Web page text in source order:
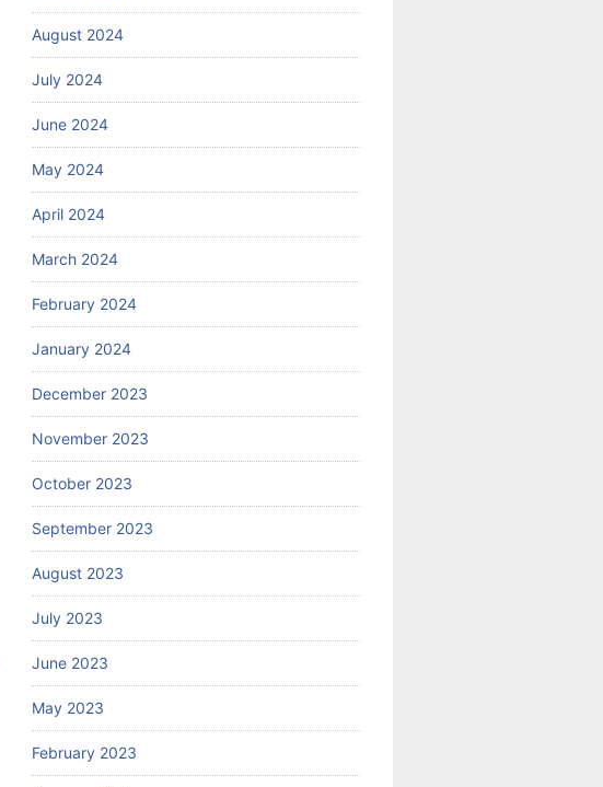
August 2024
July 2024
June 2024
May 2024
April 2024
March 2024
February 2024
January 2024
December 2023
November 2023
October 2023
September 2023
August 2023
July 2023
June 2023
May 2023
February 2023